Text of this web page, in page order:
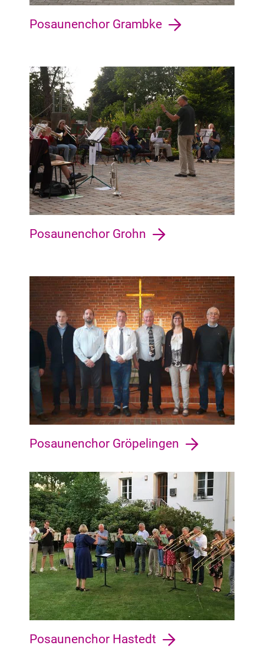
Posaunenchor Grambke
Vegesack Vegesack, Grohn, Schönebeck, Aumund-
Posaunenchor Grohn
Gröpelingen Gröpelingen, Lindenhof, Ohlenhof, In den
Posaunenchor Gröpelingen
Östliche Vorstadt Steintor, Fesenfeld, Peterswerder, Hulsberg
Posaunenchor Hastedt